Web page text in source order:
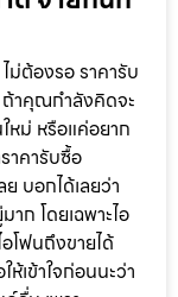
ม่ต้องรอ ราคารับ
าคุณกำลังคิดจะ
ใหม่ หรือแค่อยาก
าคารับซื้อ
บอกได้เลยว่า
ก โดยเฉพาะไอ
โฟนถึงขายได้
เข้าใจก่อนนะว่า